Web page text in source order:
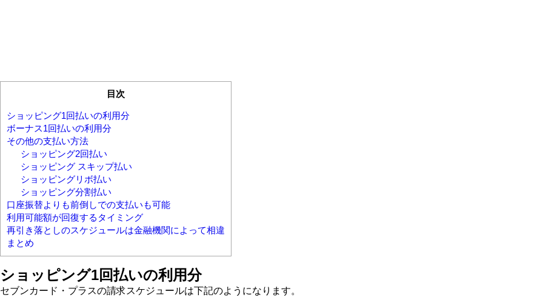
目次
ショッピング1回払いの利用分
ボーナス1回払いの利用分
その他の支払い方法
ショッピング2回払い
ショッピング スキップ払い
ショッピングリボ払い
ショッピング分割払い
口座振替よりも前倒しでの支払いも可能
利用可能額が回復するタイミング
再引き落としのスケジュールは金融機関によって相違
まとめ
ショッピング1回払いの利用分
セブンカード・プラスの請求スケジュールは下記のようになります。